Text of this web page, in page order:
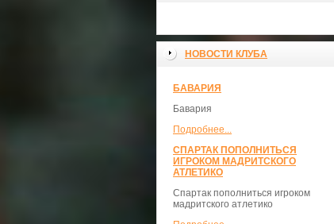
НОВОСТИ КЛУБА
БАВАРИЯ
Бавария
Подробнее...
СПАРТАК ПОПОЛНИТЬСЯ
ИГРОКОМ МАДРИТСКОГО
АТЛЕТИКО
Спартак пополниться игроком
мадритского атлетико